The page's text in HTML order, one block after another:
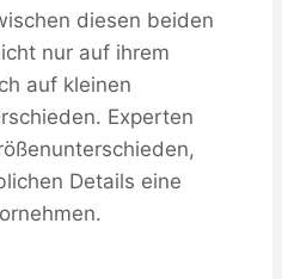
diesen beiden
nur auf ihrem
auf kleinen
Experten
Details eine